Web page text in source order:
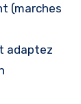
(marches
adaptez